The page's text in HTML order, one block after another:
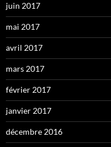
juin 2017
mai 2017
avril 2017
mars 2017
février 2017
janvier 2017
décembre 2016